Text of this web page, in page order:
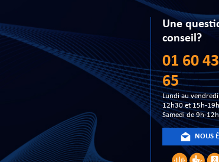
Une
conseil?
01 60
65
Lundi au
12h30 et 15h-19h
Samedi de 9h-
NOUS